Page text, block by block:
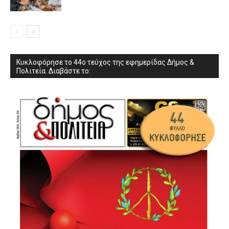
Κυκλοφόρησε το 44ο τεύχος της εφημερίδας Δήμος &
Πολιτεία. Διαβάστε το: